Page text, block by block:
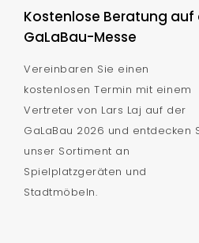
Kostenlose Beratung auf
GaLaBau-Messe
Vereinbaren Sie einen
kostenlosen Termin mit einem
Vertreter von Lars Laj auf der
GaLaBau 2026 und entdecken
unser Sortiment an
Spielplatzgeräten und
Stadtmöbeln.